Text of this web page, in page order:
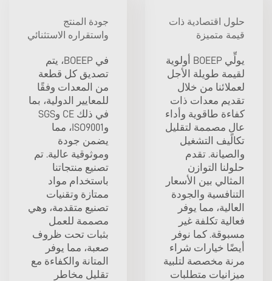
حلول اقتصادية ذات
قيمة متميزة
يولِّي BOEEP أولوية
لقيمة طويلة الأجل
لعملائنا من خلال
تقديم معدات ذات
كفاءة طاقوية وأداء
عالٍ مصممة لتقليل
تكاليف التشغيل
والصيانة. تقدم
حلولنا التوازن
المثالي بين الأسعار
التنافسية والجودة
العالية، مما يوفر
فعالية تكلفة غير
مسبوقة. كما نوفر
أيضًا خيارات شراء
مرنة مخصصة لتلبية
ميزانيات متطلبات
جودة المنتج
واستقراره الاستثنائي
في BOEEP، يتم
تصديق كل قطعة
من المعدات وفقًا
للمعايير الدولية، بما
في ذلك CE وSGS
وISO9001، مما
يضمن جودة
وموثوقية عالية. تم
تصنيع منتجاتنا
باستخدام مواد
ممتازة وتقنيات
تصنيع متقدمة، وهي
مصممة للعمل
بثبات تحت ظروف
صعبة، مما يوفر
المتانة والكفاءة مع
تقليل مخاطر